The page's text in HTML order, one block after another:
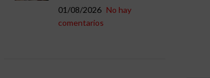
01/08/2026 No hay
comentarios